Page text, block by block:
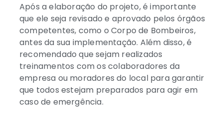
Após a elaboração do projeto, é importante
que ele seja revisado e aprovado pelos órgãos
competentes, como o Corpo de Bombeiros,
antes da sua implementação. Além disso, é
recomendado que sejam realizados
treinamentos com os colaboradores da
empresa ou moradores do local para garantir
que todos estejam preparados para agir em
caso de emergência.